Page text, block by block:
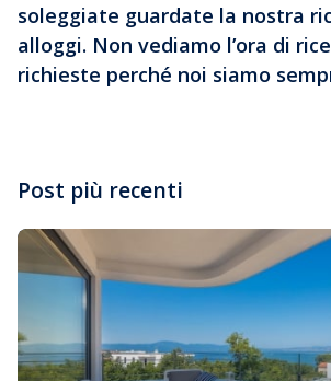
soleggiate guardate la nostra
alloggi. Non vediamo l’ora di
richieste perché noi siamo
Post più recenti